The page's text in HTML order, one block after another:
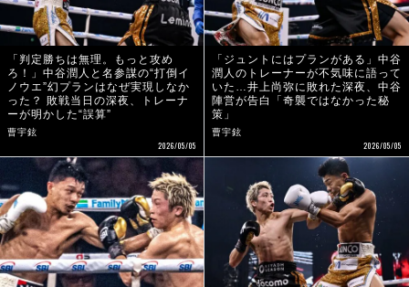
「判定勝ちは無理。もっと攻め
ろ！」中谷潤人と名参謀の“打倒イ
ノウエ”幻プランはなぜ実現しなか
った？ 敗戦当日の深夜、トレーナ
ーが明かした“誤算”
曹宇鉉
2026/05/05
「ジュントにはプランがある」中谷
潤人のトレーナーが不気味に語って
いた…井上尚弥に敗れた深夜、中谷
陣営が告白「奇襲ではなかった秘
策」
曹宇鉉
2026/05/05